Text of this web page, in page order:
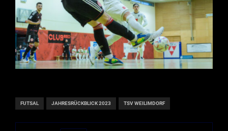
FUTSAL JAHRESRÜCKBLICK 2023 TSV WEILIMDORF